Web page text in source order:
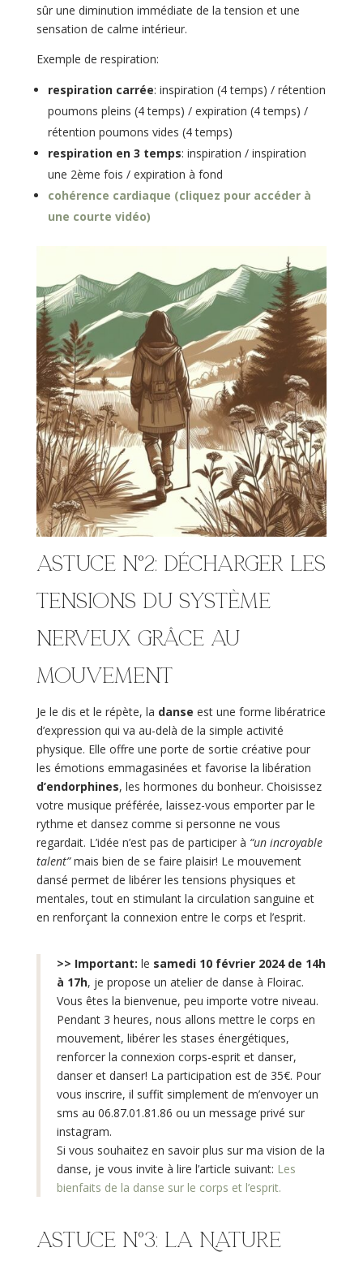
sûr une diminution immédiate de la tension et une
sensation de calme intérieur.
Exemple de respiration:
respiration carrée: inspiration (4 temps) / rétention
poumons pleins (4 temps) / expiration (4 temps) /
rétention poumons vides (4 temps)
respiration en 3 temps: inspiration / inspiration
une 2ème fois / expiration à fond
cohérence cardiaque (cliquez pour accéder à
une courte vidéo)
Astuce n°2: Décharger les
tensions du système
nerveux grâce au
mouvement
Je le dis et le répète, la danse est une forme libératrice
d’expression qui va au-delà de la simple activité
physique. Elle offre une porte de sortie créative pour
les émotions emmagasinées et favorise la libération
d’endorphines, les hormones du bonheur. Choisissez
votre musique préférée, laissez-vous emporter par le
rythme et dansez comme si personne ne vous
regardait. L’idée n’est pas de participer à “un incroyable
talent”mais bien de se faire plaisir! Le mouvement
dansé permet de libérer les tensions physiques et
mentales, tout en stimulant la circulation sanguine et
en renforçant la connexion entre le corps et l’esprit.
>> Important: le samedi 10 février 2024 de 14h
à 17h, je propose un atelier de danse à Floirac.
Vous êtes la bienvenue, peu importe votre niveau.
Pendant 3 heures, nous allons mettre le corps en
mouvement, libérer les stases énergétiques,
renforcer la connexion corps-esprit et danser,
danser et danser! La participation est de 35€. Pour
vous inscrire, il suffit simplement de m’envoyer un
sms au 06.87.01.81.86 ou un message privé sur
instagram.
Si vous souhaitez en savoir plus sur ma vision de la
danse, je vous invite à lire l’article suivant: Les
bienfaits de la danse sur le corps et l’esprit.
Astuce n°3: La Nature